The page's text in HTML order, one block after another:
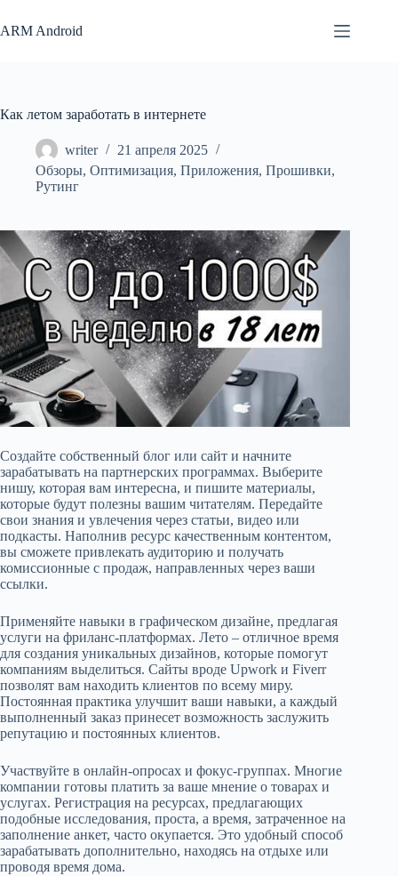
к
сути
ARM Android
Как летом заработать в интернете
writer
21 апреля 2025
Обзоры, Оптимизация, Приложения, Прошивки,
Рутинг
Создайте собственный блог или сайт и начните
зарабатывать на партнерских программах. Выберите
нишу, которая вам интересна, и пишите материалы,
которые будут полезны вашим читателям. Передайте
свои знания и увлечения через статьи, видео или
подкасты. Наполнив ресурс качественным контентом,
вы сможете привлекать аудиторию и получать
комиссионные с продаж, направленных через ваши
ссылки.
Применяйте навыки в графическом дизайне, предлагая
услуги на фриланс-платформах. Лето – отличное время
для создания уникальных дизайнов, которые помогут
компаниям выделиться. Сайты вроде Upwork и Fiverr
позволят вам находить клиентов по всему миру.
Постоянная практика улучшит ваши навыки, а каждый
выполненный заказ принесет возможность заслужить
репутацию и постоянных клиентов.
Участвуйте в онлайн-опросах и фокус-группах. Многие
компании готовы платить за ваше мнение о товарах и
услугах. Регистрация на ресурсах, предлагающих
подобные исследования, проста, а время, затраченное на
заполнение анкет, часто окупается. Это удобный способ
зарабатывать дополнительно, находясь на отдыхе или
проводя время дома.